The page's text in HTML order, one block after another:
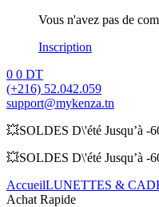
Vous n'avez pas de
Inscription
0 0 DT
(+216) 52.042.059
support@mykenza.tn
💥SOLDES D\'été Jusqu’à -
💥SOLDES D\'été Jusqu’à -
AccueilLUNETTES &
Achat Rapide